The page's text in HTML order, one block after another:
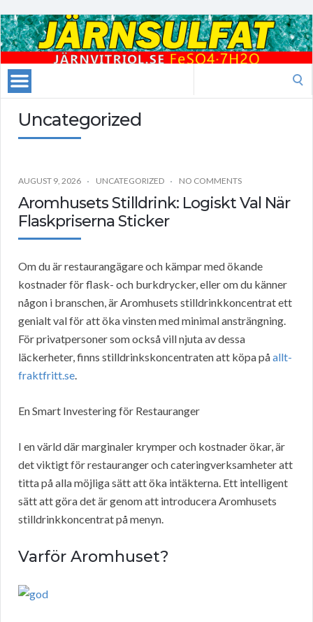
Uncategorized
AUGUST 9, 2026 UNCATEGORIZED NO COMMENTS
Aromhusets Stilldrink: Logiskt Val När
Flaskpriserna Sticker
Om du är restaurangägare och kämpar med ökande
kostnader för flask- och burkdrycker, eller om du känner
någon i branschen, är Aromhusets stilldrinkkoncentrat ett
genialt val för att öka vinsten med minimal ansträngning.
För privatpersoner som också vill njuta av dessa
läckerheter, finns stilldrinkskoncentraten att köpa påallt-
fraktfritt.se.
En Smart Investering för Restauranger
I en värld där marginaler krymper och kostnader ökar, är
det viktigt för restauranger och cateringverksamheter att
titta på alla möjliga sätt att öka intäkterna. Ett intelligent
sätt att göra det är genom att introducera Aromhusets
stilldrinkkoncentrat på menyn.
Varför Aromhuset?